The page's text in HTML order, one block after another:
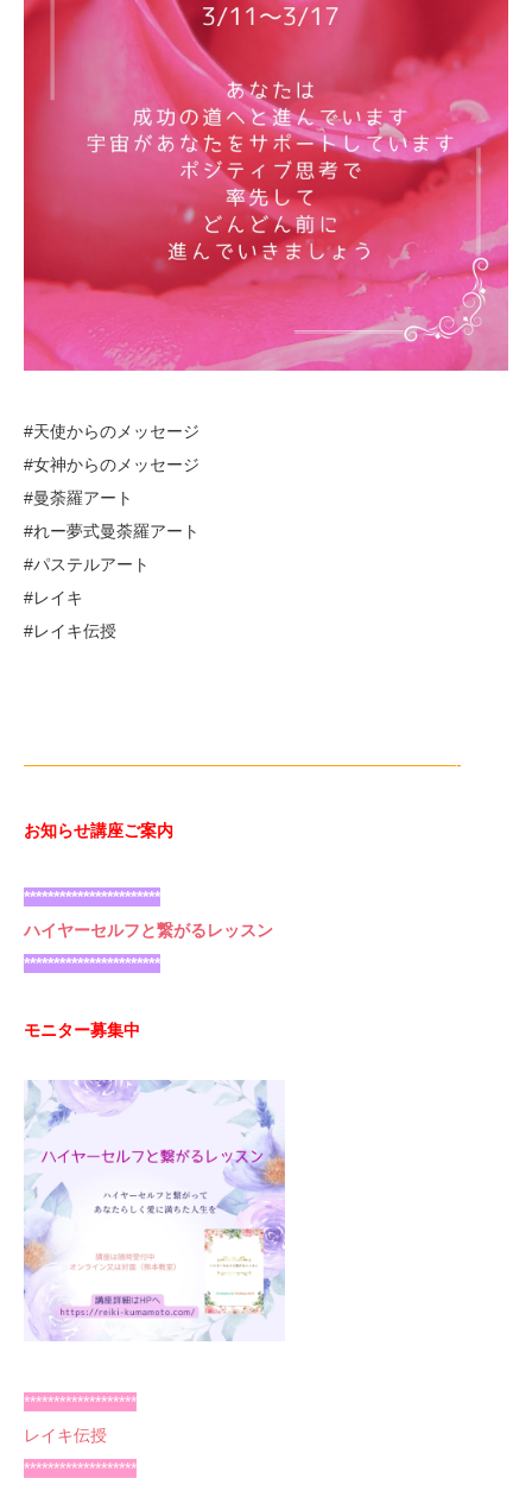
#天使からのメッセージ
#女神からのメッセージ
#曼荼羅アート
#れー夢式曼荼羅アート
#パステルアート
#レイキ
#レイキ伝授
——————————————————————————-
お知らせ講座ご案内
***********************
ハイヤーセルフと繋がるレッスン
***********************
モニター募集中
*******************
レイキ伝授
*******************